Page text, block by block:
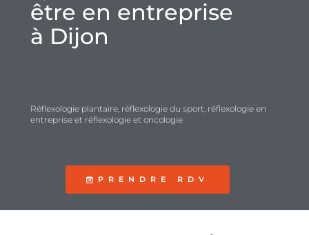
être en entreprise
à Dijon
Réflexologie plantaire, réflexologie du sport, réflexologie en
entreprise et réflexologie et oncologie
PRENDRE RDV